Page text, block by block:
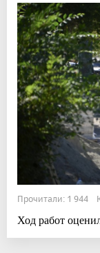
Прочитали: 1 944
Ход работ